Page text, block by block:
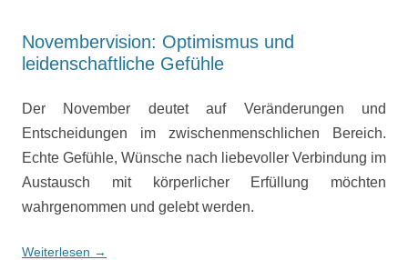
Novembervision: Optimismus und
leidenschaftliche Gefühle
Der November deutet auf Veränderungen und
Entscheidungen im zwischenmenschlichen Bereich.
Echte Gefühle, Wünsche nach liebevoller Verbindung im
Austausch mit körperlicher Erfüllung möchten
wahrgenommen und gelebt werden.
Weiterlesen →